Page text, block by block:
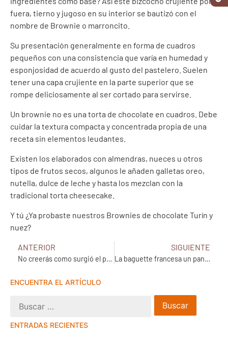
fuera, tierno y jugoso en su interior se bautizó con el
nombre de Brownie o marroncito.
Su presentación generalmente en forma de cuadros
pequeños con una consistencia que varía en humedad y
esponjosidad de acuerdo al gusto del pastelero. Suelen
tener una capa crujiente en la parte superior que se
rompe deliciosamente al ser cortado para servirse.
Un brownie no es una torta de chocolate en cuadros. Debe
cuidar la textura compacta y concentrada propia de una
receta sin elementos leudantes.
Existen los elaborados con almendras, nueces u otros
tipos de frutos secos, algunos le añaden galletas oreo,
nutella, dulce de leche y hasta los mezclan con la
tradicional torta cheesecake.
Y tú ¿Ya probaste nuestros Brownies de chocolate Turín y
nuez?
ANTERIOR
No creerás como surgió el pambazo en nuestro país
SIGUIENTE
La baguette francesa un pan artesanal por tradición
ENCUENTRA EL ARTÍCULO
ENTRADAS RECIENTES